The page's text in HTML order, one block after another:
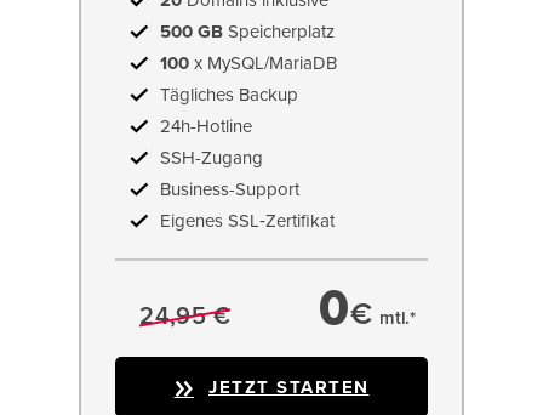
500 GB Speicherplatz
100 x MySQL/MariaDB
Tägliches Backup
24h-Hotline
SSH-Zugang
Business-Support
Eigenes SSL‑Zertifikat
24,95 € 0€ mtl.*
JETZT STARTEN